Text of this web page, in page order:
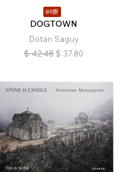
89折
DOGTOWN
Dotan Saguy
$ 42.48 $ 37.80